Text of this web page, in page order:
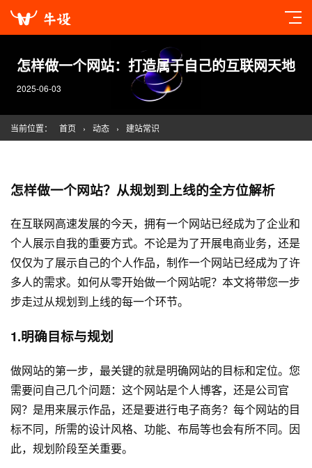
怎样做一个网站：打造属于自己的互联网天地
2025-06-03
当前位置： 首页 › 动态 › 建站常识
怎样做一个网站？从规划到上线的全方位解析
在互联网高速发展的今天，拥有一个网站已经成为了企业和
个人展示自我的重要方式。不论是为了开展电商业务，还是
仅仅为了展示自己的个人作品，制作一个网站已经成为了许
多人的需求。如何从零开始做一个网站呢？本文将带您一步
步走过从规划到上线的每一个环节。
1.明确目标与规划
做网站的第一步，最关键的就是明确网站的目标和定位。您
需要问自己几个问题：这个网站是个人博客，还是公司官
网？是用来展示作品，还是要进行电子商务？每个网站的目
标不同，所需的设计风格、功能、布局等也会有所不同。因
此，规划阶段至关重要。